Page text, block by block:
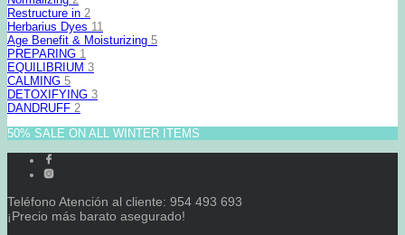
Restructure in 2
Herbarius Dyes 11
Age Benefit & Moisturizing 5
PREPARING 1
EQUILIBRIUM 3
CALMING 5
DETOXIFYING 3
DANDRUFF 2
50% SALE ON ALL WINTER ITEMS
Teléfono Atención al cliente: 954 493 693
¡Precio más barato asegurado!